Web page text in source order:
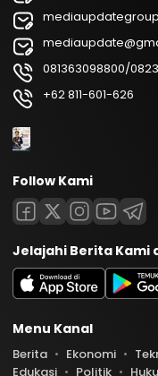
081363098800/
+62 811-601-626
Follow Kami
Jelajahi Berita Kami
Menu Kanal
Berita Ekonomi
Edukasi
Politik